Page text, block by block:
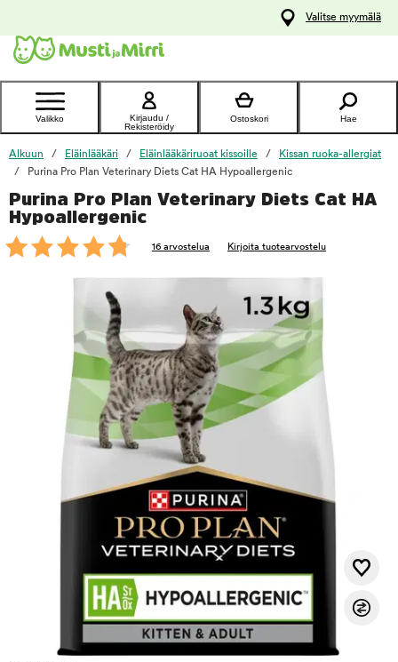
Ota yhteyttä
asiakaspalveluun
Valitse myymälä
Valikko
Kirjaudu /
Rekisteröidy
Ostoskori Hae
Alkuun Eläinlääkäri Eläinlääkäriruoat kissoille
Kissan ruoka-allergiat
Purina Pro Plan Veterinary Diets Cat HA Hypoallergenic
Purina Pro Plan Veterinary Diets Cat HA
Hypoallergenic
16 arvostelua Kirjoita tuotearvostelu
foo